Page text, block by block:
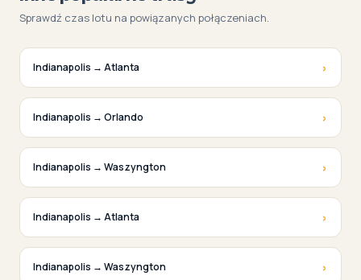
Sprawdź czas lotu na powiązanych połączeniach.
Indianapolis → Atlanta ›
Indianapolis → Orlando ›
Indianapolis → Waszyngton ›
Indianapolis → Atlanta ›
Indianapolis → Waszyngton ›